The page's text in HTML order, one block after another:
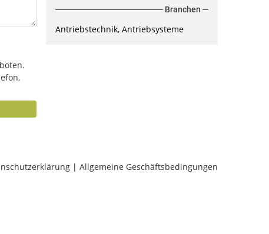
Branchen
Antriebstechnik, Antriebsysteme
| Allgemeine Geschäftsbedingungen